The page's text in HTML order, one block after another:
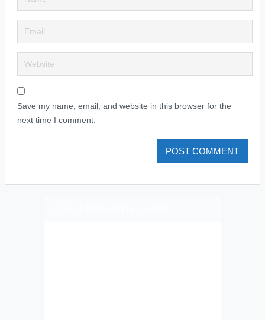
Save my name, email, and website in this browser for the
next time I comment.